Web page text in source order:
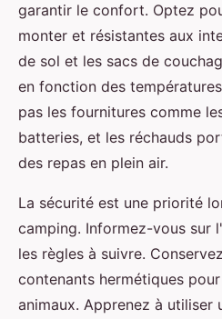
garantir le confort. Optez
monter et résistantes aux
de sol et les sacs de
en fonction des
pas les fournitures comme
batteries, et les réchauds
des repas en plein air.
La sécurité est une priorité
camping. Informez-vous sur
les règles à suivre.
contenants hermétiques
animaux. Apprenez à utiliser